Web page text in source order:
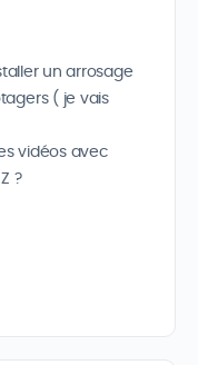
un arrosage
( je vais
vidéos avec
?